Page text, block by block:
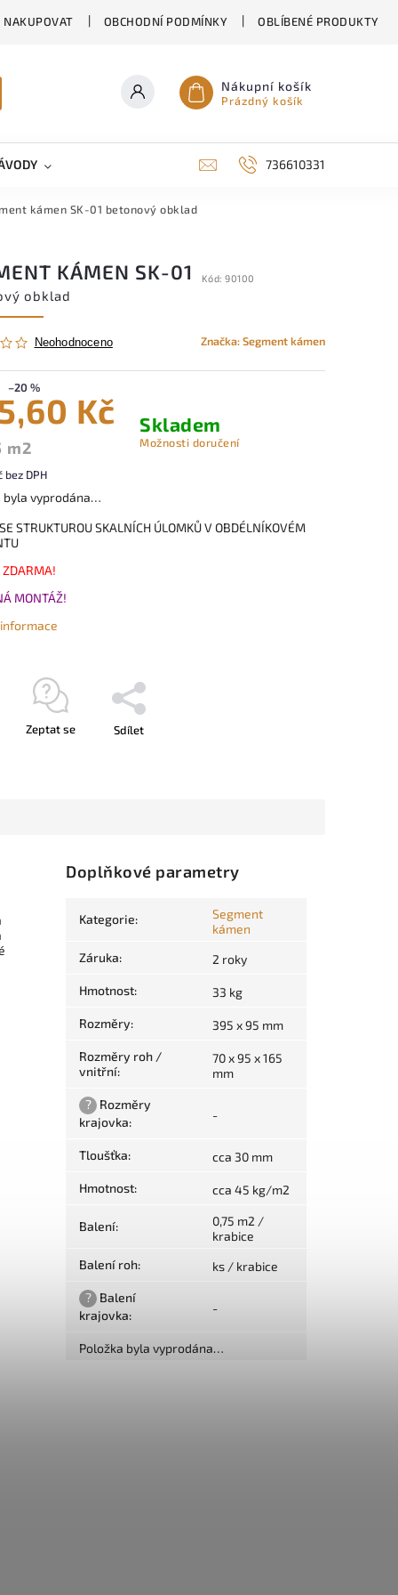
NAKUPOVAT OBCHODNÍ PODMÍNKY OBLÍBENÉ PRODUKTY
Nákupní košík
Prázdný košík
RODINNÉ DOMY EKORD
736610331
kámen SK-01 betonový obklad
KÁMEN SK-01
obklad
Kód: 90100
Neohodnoceno Značka:Segment kámen
–20 %
Kč
m2
bez DPH
Skladem
Možnosti doručení
byla vyprodána…
STRUKTUROU SKALNÍCH ÚLOMKŮ V OBDÉLNÍKOVÉM
ZDARMA!
MONTÁŽ!
Zeptat se Sdílet
Doplňkové parametry
Kategorie:
Segment
kámen
Záruka: 2 roky
Hmotnost: 33 kg
Rozměry: 395 x 95 mm
Rozměry roh /
vnitřní:
70 x 95 x 165
mm
? Rozměry
krajovka: -
Tloušťka: cca 30 mm
Hmotnost: cca 45 kg/m2
Balení:
0,75 m2 /
krabice
Balení roh: ks / krabice
? Balení
krajovka: -
Položka byla vyprodána…